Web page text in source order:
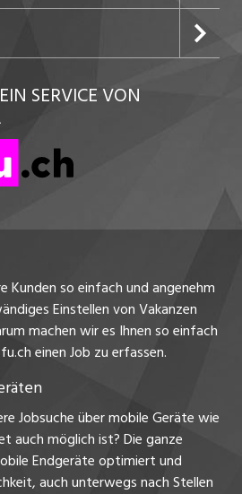
SERVICE VON
Kunden so einfach und angenehm
Einstellen von Vakanzen
machen wir es Ihnen so einfach
einen Job zu erfassen.
Jobsuche über mobile Geräte wie
auch möglich ist? Die ganze
Endgeräte optimiert und
auch unterwegs nach Stellen